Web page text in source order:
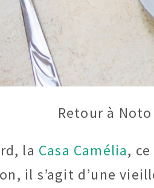
Retour à
la Casa Camélia,
il s’agit d’une